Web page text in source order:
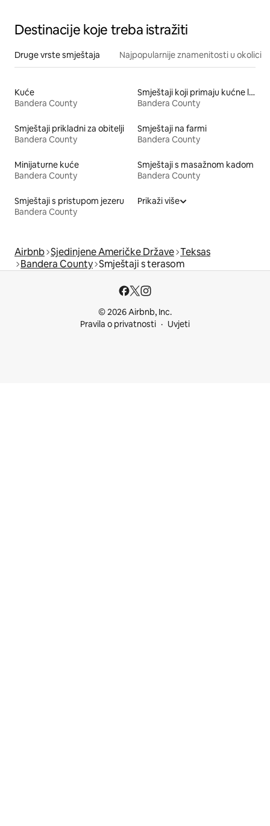
Destinacije koje treba istražiti
Druge vrste smještaja Najpopularnije znamenitosti u okolici
Kuće
Bandera County
Smještaji koji primaju kućne ljubimce
Bandera County
Smještaji prikladni za obitelji
Bandera County
Smještaji na farmi
Bandera County
Minijaturne kuće
Bandera County
Smještaji s masažnom kadom
Bandera County
Smještaji s pristupom jezeru
Bandera County
Prikaži više
Airbnb Sjedinjene Američke Države Teksas
Bandera County Smještaji s terasom
© 2026 Airbnb, Inc.
Pravila o privatnosti
Uvjeti